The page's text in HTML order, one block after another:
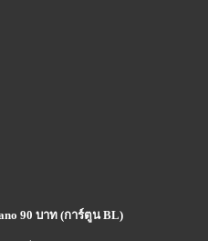
90 บาท (การ์ตูน BL)